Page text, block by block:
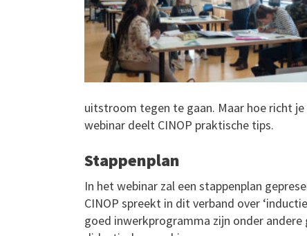
uitstroom tegen te gaan. Maar hoe richt je
webinar deelt CINOP praktische tips.
Stappenplan
In het webinar zal een stappenplan
CINOP spreekt in dit verband over
goed inwerkprogramma zijn onder